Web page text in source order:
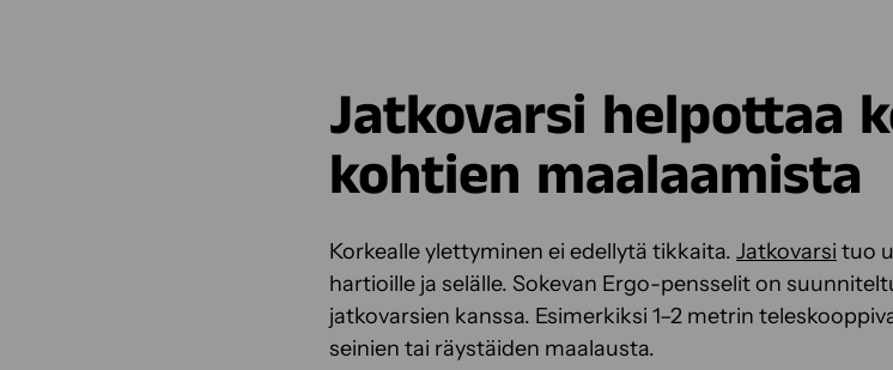
Jatkovarsi helpottaa
kohtien maalaamista
Korkealle ylettyminen ei edellytä tikkaita. Jatkovarsi tuo
hartioille ja selälle. Sokevan Ergo-pensselit on
jatkovarsien kanssa. Esimerkiksi 1–2 metrin
seinien tai räystäiden maalausta.